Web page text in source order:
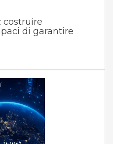
costruire
di garantire